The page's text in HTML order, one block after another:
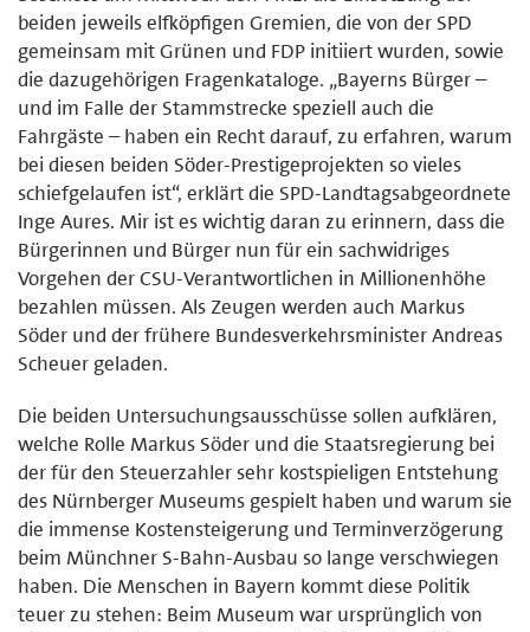
beiden jeweils elfköpfigen Gremien, die von der SPD
gemeinsam mit Grünen und FDP initiiert wurden, sowie
die dazugehörigen Fragenkataloge. „Bayerns Bürger –
und im Falle der Stammstrecke speziell auch die
Fahrgäste – haben ein Recht darauf, zu erfahren, warum
bei diesen beiden Söder-Prestigeprojekten so vieles
schiefgelaufen ist“, erklärt die SPD-Landtagsabgeordnete
Inge Aures. Mir ist es wichtig daran zu erinnern, dass die
Bürgerinnen und Bürger nun für ein sachwidriges
Vorgehen der CSU-Verantwortlichen in Millionenhöhe
bezahlen müssen. Als Zeugen werden auch Markus
Söder und der frühere Bundesverkehrsminister Andreas
Scheuer geladen.
Die beiden Untersuchungsausschüsse sollen aufklären,
welche Rolle Markus Söder und die Staatsregierung bei
der für den Steuerzahler sehr kostspieligen Entstehung
des Nürnberger Museums gespielt haben und warum sie
die immense Kostensteigerung und Terminverzögerung
beim Münchner S-Bahn-Ausbau so lange verschwiegen
haben. Die Menschen in Bayern kommt diese Politik
teuer zu stehen: Beim Museum war ursprünglich von